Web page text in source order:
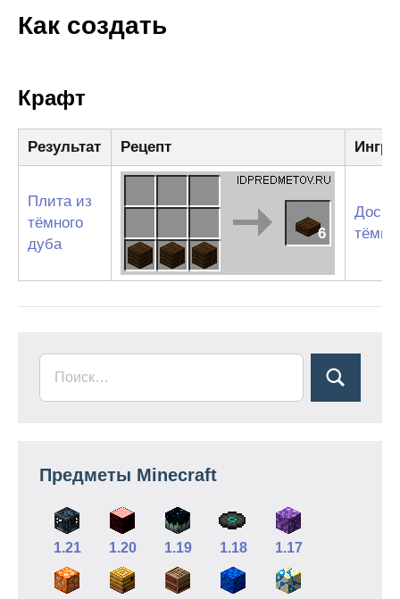
Как создать
Крафт
Результат Рецепт
Плита из
тёмного
дуба
6
Доски
Предметы Minecraft
1.21 1.20 1.19 1.18 1.17